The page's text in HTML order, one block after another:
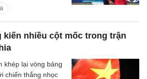
kiến nhiều cột mốc trong trận
khép lại vòng bảng
chiến thắng nhọc